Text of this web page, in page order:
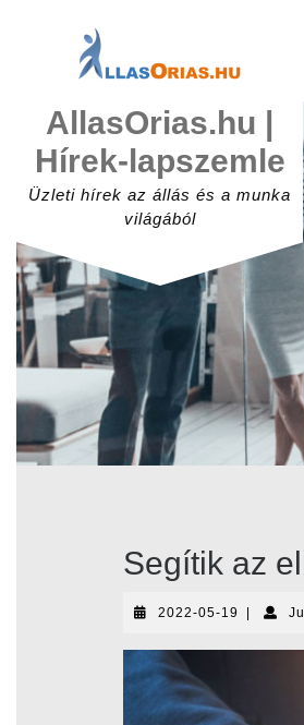
AllasOrias.hu |
Hírek-lapszemle
Üzleti hírek az állás és a munka
világából
Segítik az
2022-05-19 2022-
19
|